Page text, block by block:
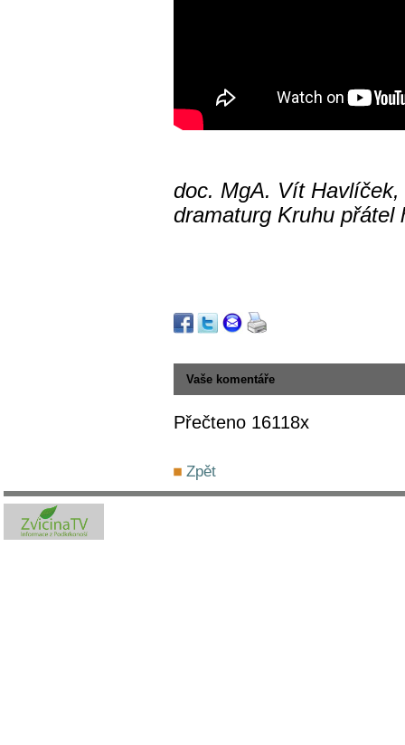
doc. MgA. Vít Havlíček,
dramaturg Kruhu přátel
Vaše komentáře
Přečteno 16118x
Zpět